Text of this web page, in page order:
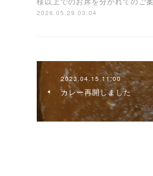
2026.05.29 03:04
2023.04.15 11:00
カレー再開しました